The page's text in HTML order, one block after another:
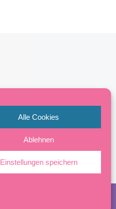
Alle Cookies
Ablehnen
Einstellungen speichern